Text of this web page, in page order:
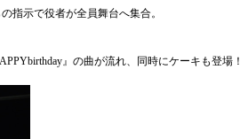
指示で役者が全員舞台へ集合。
』の曲が流れ、同時にケーキも登場！